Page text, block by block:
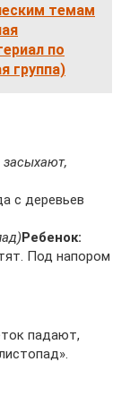
темам
по
группа)
засыхают,
с деревьев
Ребенок:
Под напором
падают,